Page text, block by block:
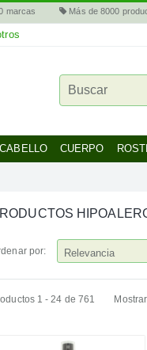
marcas Más de 8000
CABELLO CUERPO
por:
1 - 24 de 761